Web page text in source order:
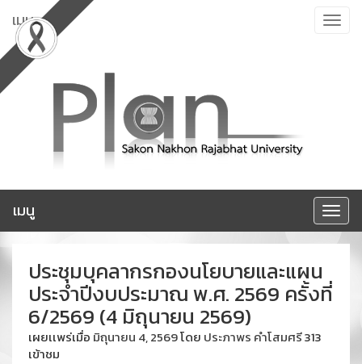
ไป
ยัง
เนื้อหา
Toggle
เมนู
Toggle
เมนู
ประชุมบุคลากรกองนโยบายและแผน
ประจำปีงบประมาณ พ.ศ. 2569 ครั้งที่
6/2569 (4 มิถุนายน 2569)
เผยเเพร่เมื่อ มิถุนายน 4, 2569โดย ประภาพร คำโสมศรี313
เข้าชม